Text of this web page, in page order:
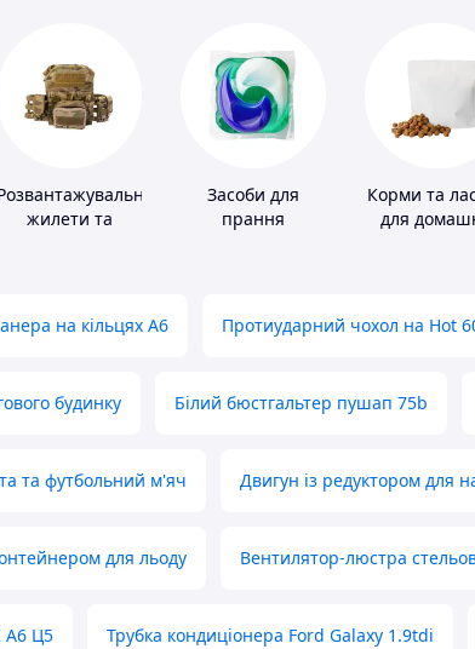
жилети та
Засоби для
прання
Корми та
для
на кільцях А6 Протиударний чохол на Hot
будинку Білий бюстгальтер пушап 75b
та футбольний м'яч Двигун із редуктором для
для льоду Вентилятор-люстра
А6 Ц5 Трубка кондиціонера Ford Galaxy 1.9tdi